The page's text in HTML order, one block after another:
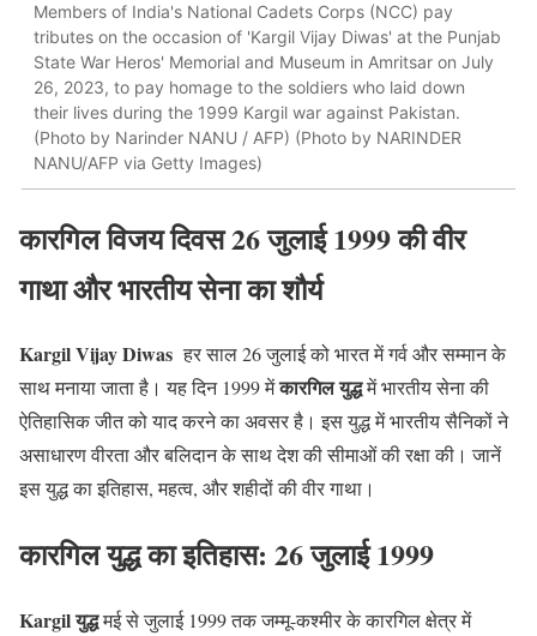
Members of India's National Cadets Corps (NCC) pay
tributes on the occasion of 'Kargil Vijay Diwas' at the Punjab
State War Heros' Memorial and Museum in Amritsar on July
26, 2023, to pay homage to the soldiers who laid down
their lives during the 1999 Kargil war against Pakistan.
(Photo by Narinder NANU / AFP) (Photo by NARINDER
NANU/AFP via Getty Images)
कारगिल विजय दिवस 26 जुलाई 1999 की वीर
गाथा और भारतीय सेना का शौर्य
Kargil Vijay Diwas हर साल 26 जुलाई को भारत में गर्व और सम्मान के
साथ मनाया जाता है। यह दिन 1999 मेंकारगिल युद्धमें भारतीय सेना की
ऐतिहासिक जीत को याद करने का अवसर है। इस युद्ध में भारतीय सैनिकों ने
असाधारण वीरता और बलिदान के साथ देश की सीमाओं की रक्षा की। जानें
इस युद्ध का इतिहास, महत्व, और शहीदों की वीर गाथा।
कारगिल युद्ध का इतिहास: 26 जुलाई 1999
Kargil युद्धमई से जुलाई 1999 तक जम्मू-कश्मीर के कारगिल क्षेत्र में